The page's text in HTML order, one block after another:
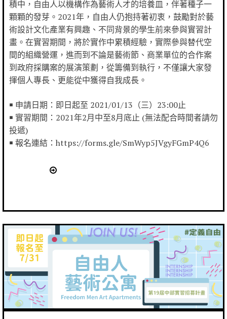
積中，自由人以機構作為藝術人才的培養皿，伴著種子一
顆顆的發芽。2021年，自由人仍抱持著初衷，鼓勵對於藝
術設計文化產業有興趣、不同背景的學生前來參與實習計
畫。在實習期間，將於實作中累積經驗，實際參與替代空
間的組織營運，進而到不論是藝術節、商業單位的合作案
到政府採購案的展演策劃，從籌備到執行，不僅讓大家發
揮個人專長、更能從中獲得自我成長。
￭ 申請日期：即日起至 2021/01/13（三）23:00止
￭ 實習期間：2021年2月中至8月底止 (無法配合時間者請勿
投遞)
￭ 報名連結：https://forms.gle/SmWyp5JVgyFGmP4Q6